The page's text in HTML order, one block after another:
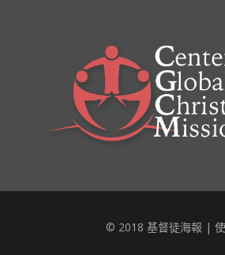
© 2018 基督徒海報 |